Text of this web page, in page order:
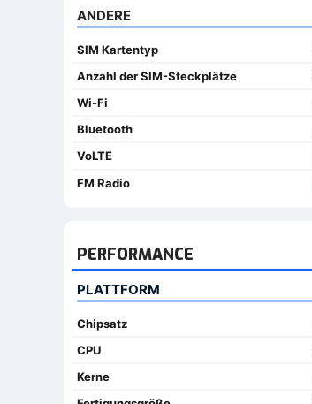
ANDERE
SIM Kartentyp
Anzahl der SIM-Steckplätze
Wi-Fi
Bluetooth
VoLTE
FM Radio
PERFORMANCE
PLATTFORM
Chipsatz
CPU
Kerne